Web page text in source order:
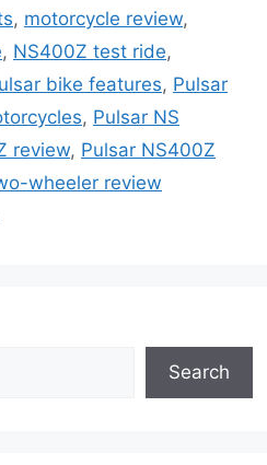
, motorcycle review,
, NS400Z test ride,
bike features, Pulsar
, Pulsar NS
review, Pulsar NS400Z
wheeler review
Search